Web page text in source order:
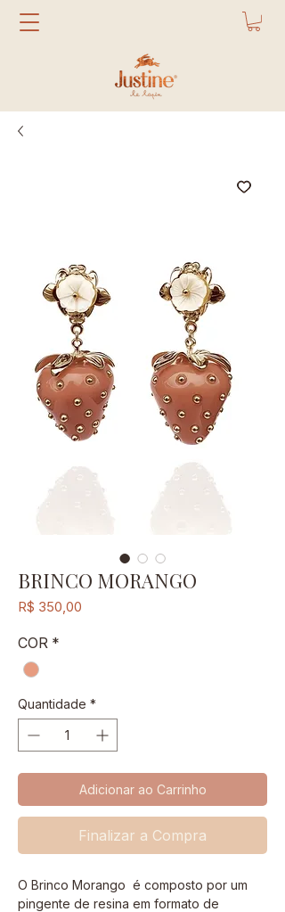
BRINCO MORANGO
R$ 350,00
COR *
Quantidade *
Adicionar ao Carrinho
Finalizar a Compra
O Brinco Morango é composto por um
pingente de resina em formato de